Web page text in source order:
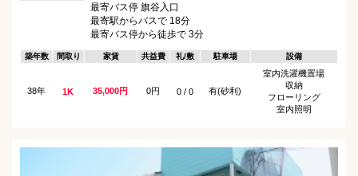
最寄バス停 旗谷入口
最寄駅からバスで 18分
最寄バス停から徒歩で 3分
築年数 間取り 家賃 共益費 礼/敷 駐車場 設備
38年 1K 35,000円 0円 0 / 0 有(砂利)
室内洗濯機置場
収納
フローリング
室内照明